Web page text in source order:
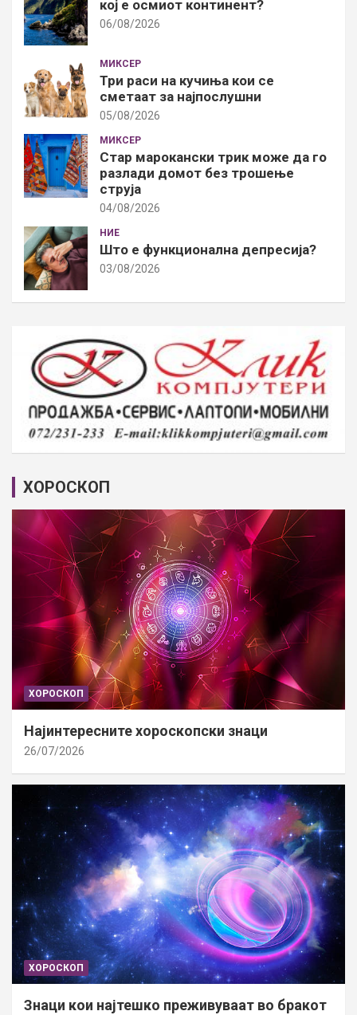
кој е осмиот континент?
06/08/2026
МИКСЕР
Три раси на кучиња кои се
сметаат за најпослушни
05/08/2026
МИКСЕР
Стар марокански трик може да го
разлади домот без трошење
струја
04/08/2026
НИЕ
Што е функционална депресија?
03/08/2026
ХОРОСКОП
ХОРОСКОП
Најинтересните хороскопски знаци
26/07/2026
ХОРОСКОП
Знаци кои најтешко преживуваат во бракот